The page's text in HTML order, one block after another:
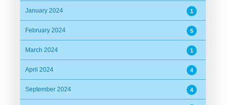
January 2024 1
February 2024 5
March 2024 1
April 2024 4
September 2024 4